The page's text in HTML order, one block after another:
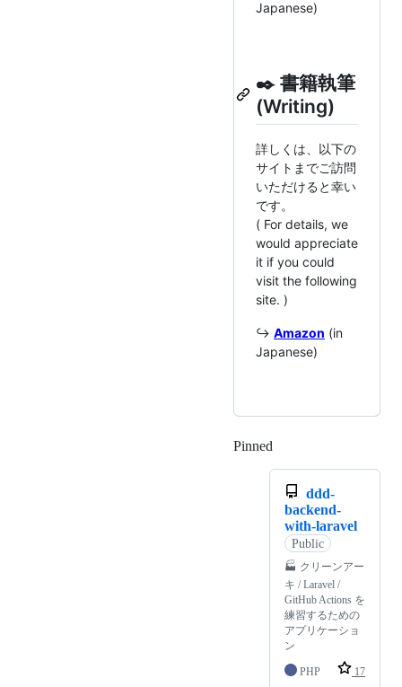
Japanese)
✒️ 書籍執筆
(Writing)
詳しくは、以下の
サイトまでご訪問
いただけると幸い
です。
( For details, we
would appreciate
it if you could
visit the following
site. )
↪️ Amazon (in
Japanese)
Pinned
ddd-
backend-
with-laravel
Public
🏭 クリーンアー
キ / Laravel /
GitHub Actions を
練習するための
アプリケーショ
ン
PHP 17